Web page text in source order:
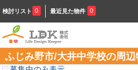
検討リスト 0 最近見た物件 0
ふじみ野市/大井中学校の周